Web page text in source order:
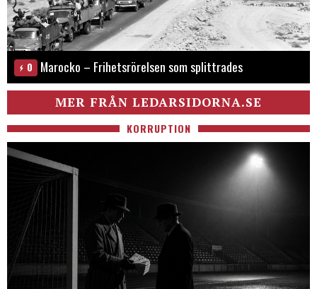
0 Marocko – Frihetsrörelsen som splittrades
MER FRÅN LEDARSIDORNA.SE
KORRUPTION